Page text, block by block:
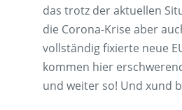
das trotz der aktuellen
die Corona-Krise aber
vollständig fixierte neue
kommen hier
und weiter so! Und xund